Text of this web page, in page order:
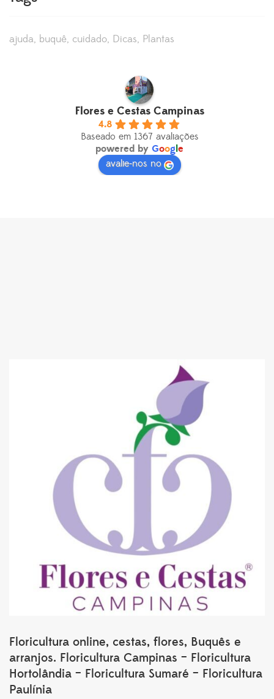
ajuda buquê cuidado Dicas Plantas
Flores e Cestas Campinas
4.8
Baseado em 1367 avaliações
powered by Google
avalie-nos no
Floricultura online, cestas, flores, Buquês e
arranjos. Floricultura Campinas – Floricultura
Hortolândia – Floricultura Sumaré – Floricultura
Paulínia